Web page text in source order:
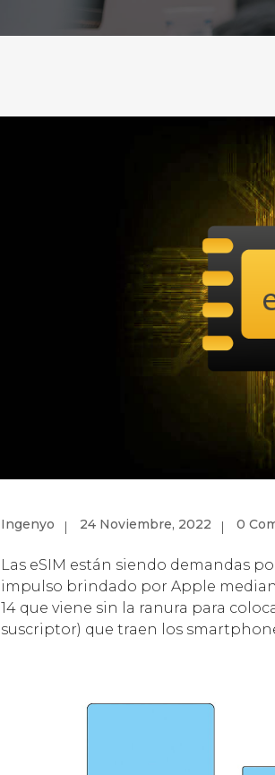
Ingenyo 24 Noviembre, 2022 0
Las eSIM están siendo demandas
impulso brindado por Apple
14 que viene sin la ranura para
suscriptor) que traen los